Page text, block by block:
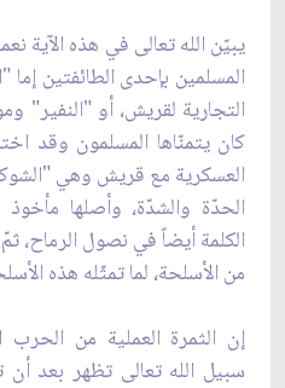
يبيّن الله تعالى في هذه الآية
المسلمين بإحدى الطائفتين إما
التجارية لقريش، أو
كان يتمنّاها المسلمون وقد
العسكرية مع قريش وهي
الحدّة والشدّة، وأصلها
الكلمة أيضاً في نصول
من الأسلحة، لما تمثّله هذه
إن الثمرة العملية من
سبيل الله تعالى تظهر بعد